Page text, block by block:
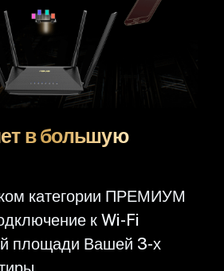
в большую
категории ПРЕМИУМ
к Wi-Fi
площади Вашей 3-х